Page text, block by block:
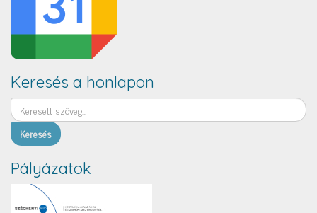
Keresés a honlapon
Keresés
Pályázatok